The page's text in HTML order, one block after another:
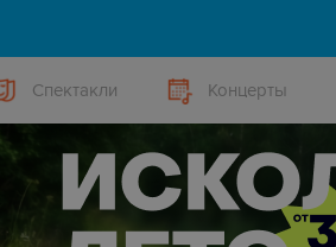
Спектакли Концерты